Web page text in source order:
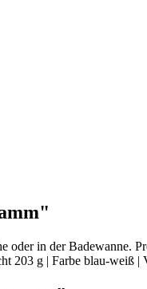
oder in der Badewanne.
203 g | Farbe blau-weiß |